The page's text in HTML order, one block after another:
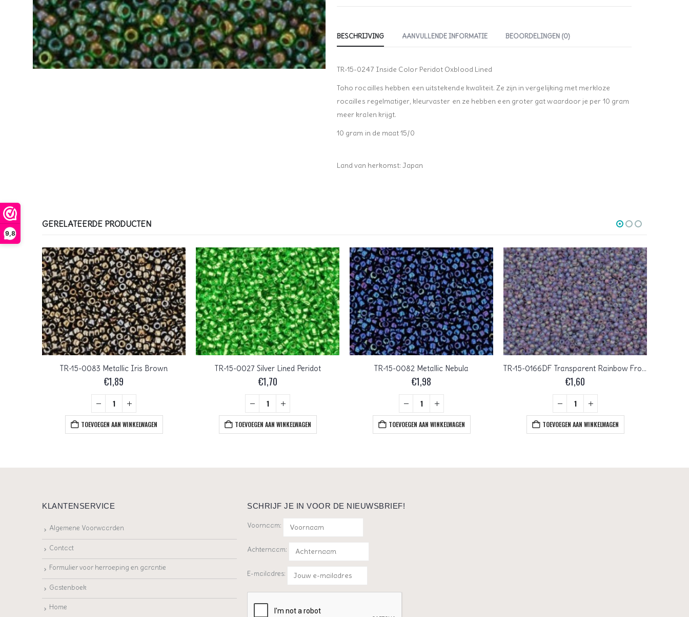
9,8
BESCHRIJVING AANVULLENDE INFORMATIE BEOORDELINGEN (0)
TR-15-0247 Inside Color Peridot Oxblood Lined
Toho rocailles hebben een uitstekende kwaliteit. Ze zijn in vergelijking met merkloze
rocailles regelmatiger, kleurvaster en ze hebben een groter gat waardoor je per 10 gram
meer kralen krijgt.
10 gram in de maat 15/0
Land van herkomst: Japan
GERELATEERDE PRODUCTEN
TR-15-0083 Metallic Iris Brown
€1,89
TOEVOEGEN AAN WINKELWAGEN
TR-15-0027 Silver Lined Peridot
€1,70
TOEVOEGEN AAN WINKELWAGEN
TR-15-0082 Metallic Nebula
€1,98
TOEVOEGEN AAN WINKELWAGEN
TR-15-0166DF Transparent Rainbow Frosted Lt Tanzanite
€1,60
TOEVOEGEN AAN WINKELWAGEN
KLANTENSERVICE
Algemene Voorwaarden
Contact
Formulier voor herroeping en garantie
Gastenboek
Home
SCHRIJF JE IN VOOR DE NIEUWSBRIEF!
Voornaam:
Achternaam:
E-mailadres: